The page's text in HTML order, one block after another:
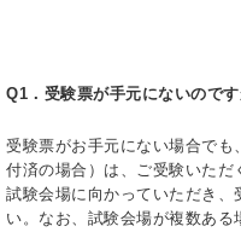
Q1．受験票が手元にないので
受験票がお手元にない場合で
付済の場合）は、ご受験いただ
試験会場に向かっていただき、
い。なお、試験会場が複数あ